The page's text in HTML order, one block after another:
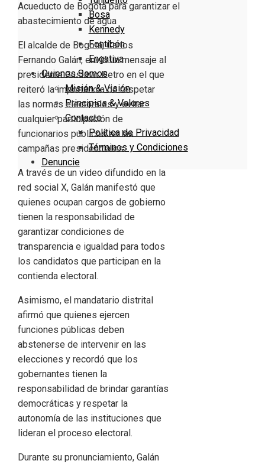
Bosa
Kennedy
Fontibón
Engativa
Quienes Somos
Misión & Visión
Principios & Valores
Contacto
Política de Privacidad
Términos y Condiciones
Denuncie
El alcalde de Bogotá,Carlos
Fernando Galán, envió un mensaje al
presidenteGustavo Petro en el que
reiteró la importancia de respetar
las normas electorales y evitar
cualquier participación de
funcionarios públicos en las
campañas presidenciales.
A través de un video difundido en la
red social X, Galán manifestó que
quienes ocupan cargos de gobierno
tienen la responsabilidad de
garantizar condiciones de
transparencia e igualdad para todos
los candidatos que participan en la
contienda electoral.
Asimismo, el mandatario distrital
afirmó que quienes ejercen
funciones públicas deben
abstenerse de intervenir en las
elecciones y recordó que los
gobernantes tienen la
responsabilidad de brindar garantías
democráticas y respetar la
autonomía de las instituciones que
lideran el proceso electoral.
Durante su pronunciamiento, Galán